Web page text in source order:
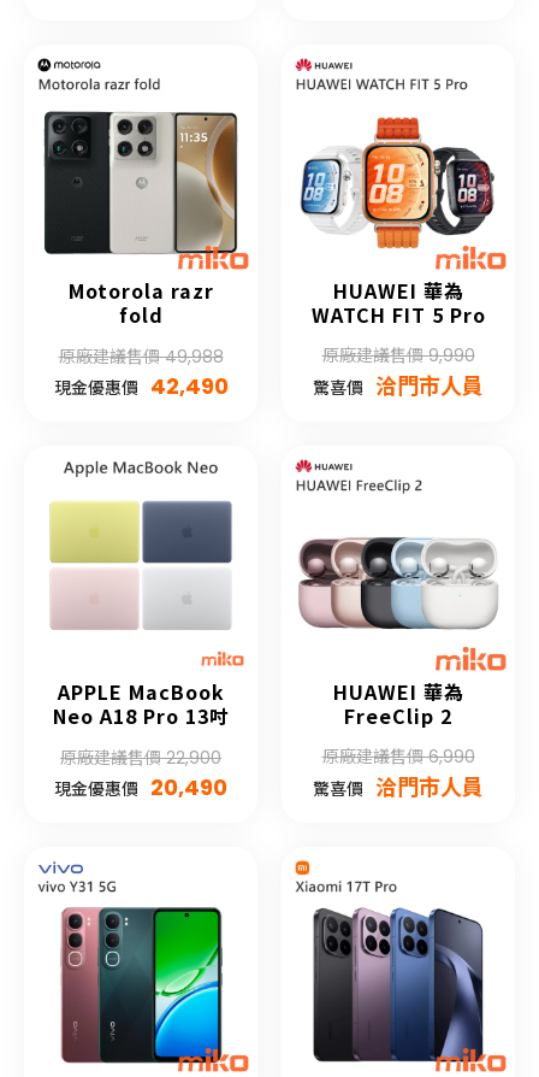
Motorola razr
fold
原廠建議售價 49,988
現金優惠價 42,490
HUAWEI 華為
WATCH FIT 5 Pro
原廠建議售價 9,990
驚喜價 洽門市人員
APPLE MacBook
Neo A18 Pro 13吋
原廠建議售價 22,900
現金優惠價 20,490
HUAWEI 華為
FreeClip 2
原廠建議售價 6,990
驚喜價 洽門市人員